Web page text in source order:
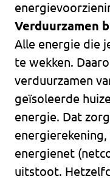
Verduurzamen
Alle energie die
te wekken.
verduurzamen
geïsoleerde
energie. Dat
energienet
uitstoot.